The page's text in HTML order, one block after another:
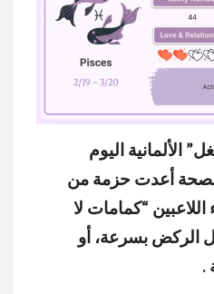
الألمانية اليوم
أعدت حزمة من
“كمامات لا
بسرعة، أو
.